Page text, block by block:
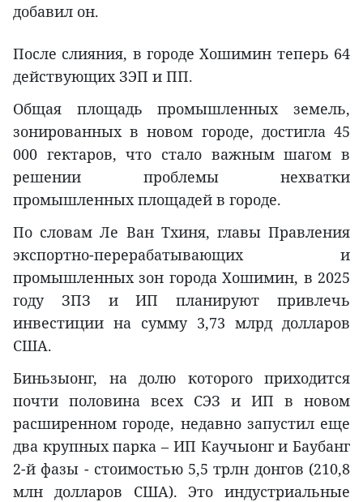
добавил он.
После слияния, в городе Хошимин теперь 64
действующих ЗЭП и ПП.
Общая площадь промышленных земель,
зонированных в новом городе, достигла 45
000 гектаров, что стало важным шагом в
решении проблемы нехватки
промышленных площадей в городе.
По словам Ле Ван Тхиня, главы Правления
экспортно-перерабатывающих и
промышленных зон города Хошимин, в 2025
году ЗПЗ и ИП планируют привлечь
инвестиции на сумму 3,73 млрд долларов
США.
Биньзыонг, на долю которого приходится
почти половина всех СЭЗ и ИП в новом
расширенном городе, недавно запустил еще
два крупных парка – ИП Каучыонг и Баубанг
2-й фазы - стоимостью 5,5 трлн донгов (210,8
млн долларов США). Это индустриальные